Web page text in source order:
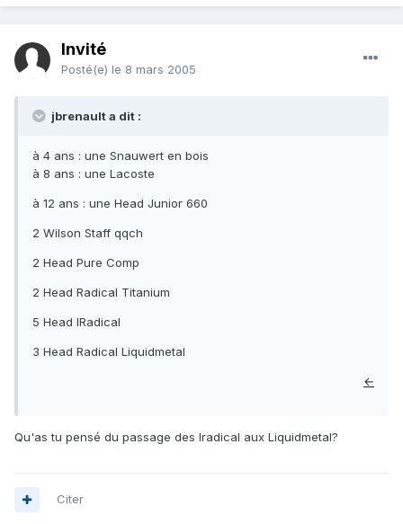
Invité
Posté(e) le 8 mars 2005
jbrenault a dit :
à 4 ans : une Snauwert en bois
à 8 ans : une Lacoste
à 12 ans : une Head Junior 660
2 Wilson Staff qqch
2 Head Pure Comp
2 Head Radical Titanium
5 Head IRadical
3 Head Radical Liquidmetal
←
Qu'as tu pensé du passage des Iradical aux Liquidmetal?
Citer